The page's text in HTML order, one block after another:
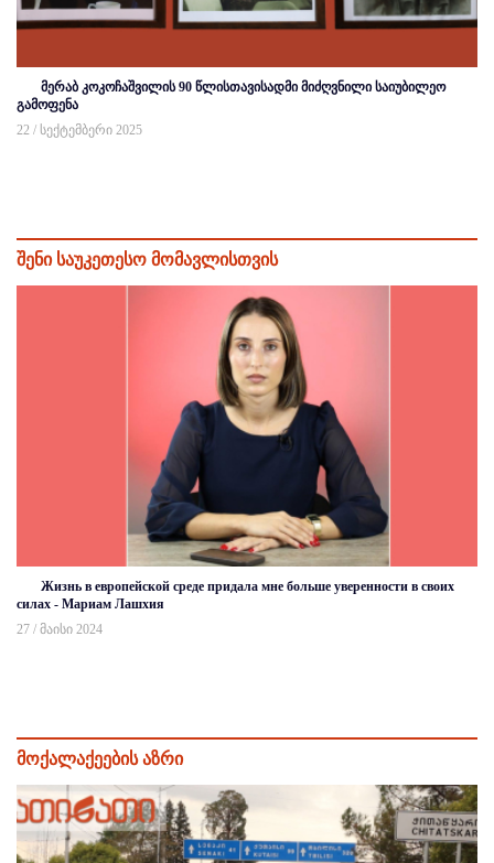
მერაბ კოკოჩაშვილის 90 წლისთავისადმი მიძღვნილი საიუბილეო
გამოფენა
22 / სექტემბერი 2025
შენი საუკეთესო მომავლისთვის
Жизнь в европейской среде придала мне больше уверенности в своих
силах - Мариам Лашхия
27 / მაისი 2024
მოქალაქეების აზრი